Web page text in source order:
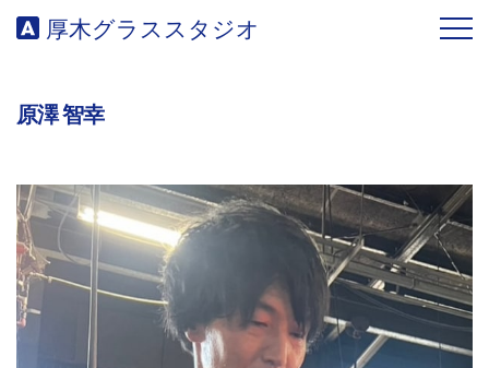
厚木グラススタジオ
WORKS
BRAND
原澤 智幸